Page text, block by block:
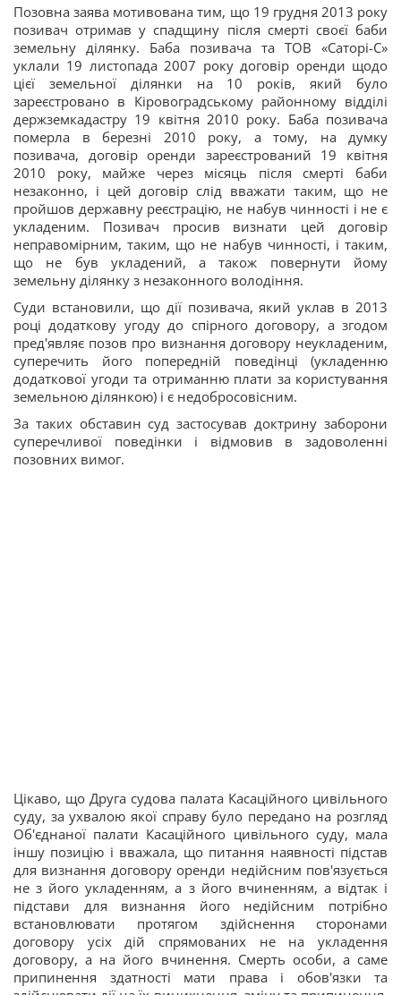
Позовна заява мотивована тим, що 19 грудня 2013 року
позивач отримав у спадщину після смерті своєї баби
земельну ділянку. Баба позивача та ТОВ «Саторі-С»
уклали 19 листопада 2007 року договір оренди щодо
цієї земельної ділянки на 10 років, який було
зареєстровано в Кіровоградському районному відділі
держземкадастру 19 квітня 2010 року. Баба позивача
померла в березні 2010 року, а тому, на думку
позивача, договір оренди зареєстрований 19 квітня
2010 року, майже через місяць після смерті баби
незаконно, і цей договір слід вважати таким, що не
пройшов державну реєстрацію, не набув чинності і не є
укладеним. Позивач просив визнати цей договір
неправомірним, таким, що не набув чинності, і таким,
що не був укладений, а також повернути йому
земельну ділянку з незаконного володіння.
Суди встановили, що дії позивача, який уклав в 2013
році додаткову угоду до спірного договору, а згодом
пред'являє позов про визнання договору неукладеним,
суперечить його попередній поведінці (укладенню
додаткової угоди та отриманню плати за користування
земельною ділянкою) і є недобросовісним.
За таких обставин суд застосував доктрину заборони
суперечливої поведінки і відмовив в задоволенні
позовних вимог.
Цікаво, що Друга судова палата Касаційного цивільного
суду, за ухвалою якої справу було передано на розгляд
Об'єднаної палати Касаційного цивільного суду, мала
іншу позицію і вважала, що питання наявності підстав
для визнання договору оренди недійсним пов'язується
не з його укладенням, а з його вчиненням, а відтак і
підстави для визнання його недійсним потрібно
встановлювати протягом здійснення сторонами
договору усіх дій спрямованих не на укладення
договору, а на його вчинення. Смерть особи, а саме
припинення здатності мати права і обов'язки та